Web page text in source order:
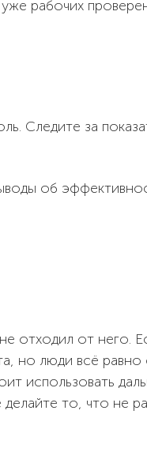
рабочих
Следите за
об
отходил от него.
но люди всё равно
использовать
то, что не